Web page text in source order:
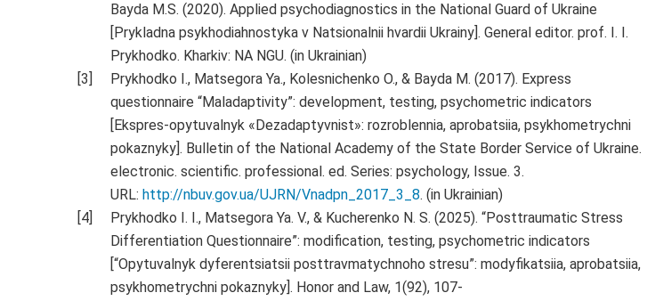
Bayda M.S. (2020). Applied psychodiagnostics in the National Guard of Ukraine
[Prykladna psykhodiahnostyka v Natsionalnii hvardii Ukrainy]. General editor. prof. I. I.
Prykhodko. Kharkiv: NA NGU. (in Ukrainian)
Prykhodko I., Matsegora Ya., Kolesnichenko O., & Bayda M. (2017). Express
questionnaire “Maladaptivity”: development, testing, psychometric indicators
[Ekspres-opytuvalnyk «Dezadaptyvnist»: rozroblennia, aprobatsiia, psykhometrychni
pokaznyky]. Bulletin of the National Academy of the State Border Service of Ukraine.
electronic. scientific. professional. ed. Series: psychology, Issue. 3.
URL: http://nbuv.gov.ua/UJRN/Vnadpn_2017_3_8. (in Ukrainian)
Prykhodko I. I., Matsegora Ya. V., & Kucherenko N. S. (2025). “Posttraumatic Stress
Differentiation Questionnaire”: modification, testing, psychometric indicators
[“Opytuvalnyk dyferentsiatsii posttravmatychnoho stresu”: modyfikatsiia, aprobatsiia,
psykhometrychni pokaznyky]. Honor and Law, 1(92), 107-